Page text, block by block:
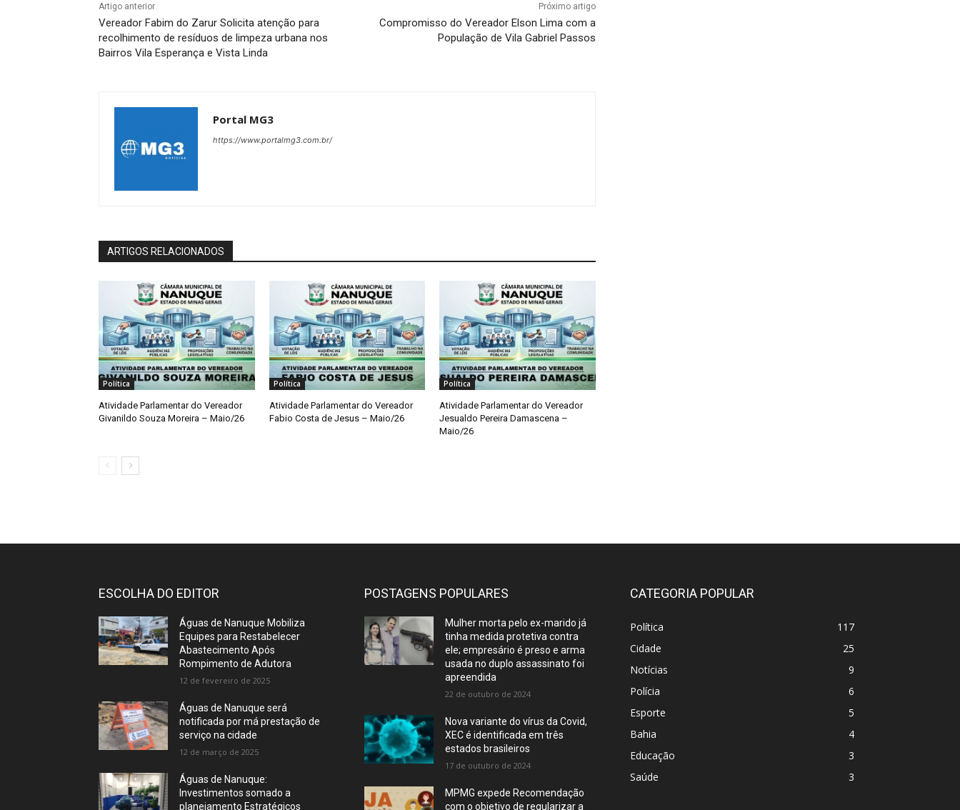
Artigo anterior
Vereador Fabim do Zarur Solicita atenção para
recolhimento de resíduos de limpeza urbana nos
Bairros Vila Esperança e Vista Linda
Próximo artigo
Compromisso do Vereador Elson Lima com a
População de Vila Gabriel Passos
Portal MG3
https://www.portalmg3.com.br/
ARTIGOS RELACIONADOS
Política
Atividade Parlamentar do Vereador
Givanildo Souza Moreira – Maio/26
Política
Atividade Parlamentar do Vereador
Fabio Costa de Jesus – Maio/26
Política
Atividade Parlamentar do Vereador
Jesualdo Pereira Damascena –
Maio/26
ESCOLHA DO EDITOR
Águas de Nanuque Mobiliza
Equipes para Restabelecer
Abastecimento Após
Rompimento de Adutora
12 de fevereiro de 2025
Águas de Nanuque será
notificada por má prestação de
serviço na cidade
12 de março de 2025
Águas de Nanuque:
Investimentos somado a
planejamento Estratégicos
POSTAGENS POPULARES
Mulher morta pelo ex-marido já
tinha medida protetiva contra
ele; empresário é preso e arma
usada no duplo assassinato foi
apreendida
22 de outubro de 2024
Nova variante do vírus da Covid,
XEC é identificada em três
estados brasileiros
17 de outubro de 2024
MPMG expede Recomendação
com o objetivo de regularizar a
CATEGORIA POPULAR
Política
117
Cidade
25
Notícias
9
Polícia
6
Esporte
5
Bahia
4
Educação
3
Saúde
3